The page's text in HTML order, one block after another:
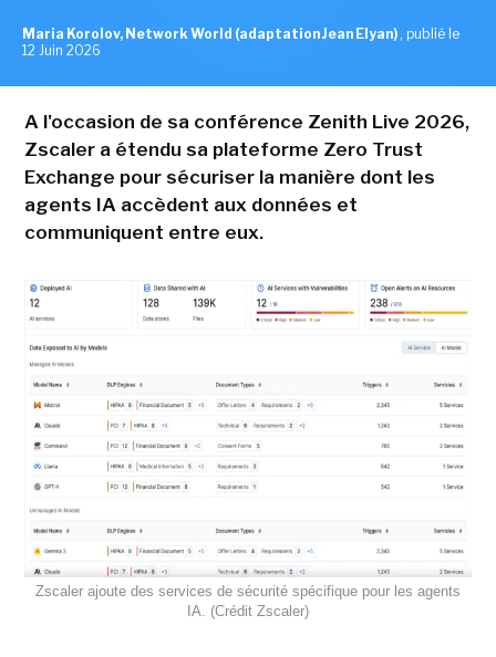
Maria Korolov, Network World (adaptation Jean Elyan) , publié le
12 Juin 2026
A l'occasion de sa conférence Zenith Live 2026,
Zscaler a étendu sa plateforme Zero Trust
Exchange pour sécuriser la manière dont les
agents IA accèdent aux données et
communiquent entre eux.
Zscaler ajoute des services de sécurité spécifique pour les agents
IA. (Crédit Zscaler)